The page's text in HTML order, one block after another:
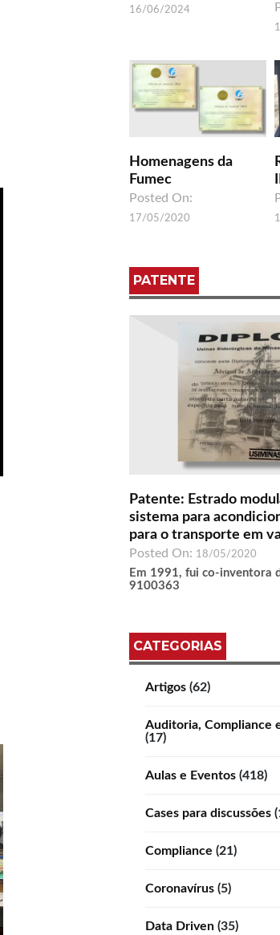
16/06/2024
Homenagens da
Fumec
Posted On:
17/05/2020
PATENTE
Patente: Estrado
sistema para
para o transporte em
Posted On: 18/05/2020
Em 1991, fui co-inventora
9100363
CATEGORIAS
Artigos (62)
Auditoria, Compliance
(17)
Aulas e Eventos (418)
Cases para discussões
Compliance (21)
Coronavírus (5)
Data Driven (35)